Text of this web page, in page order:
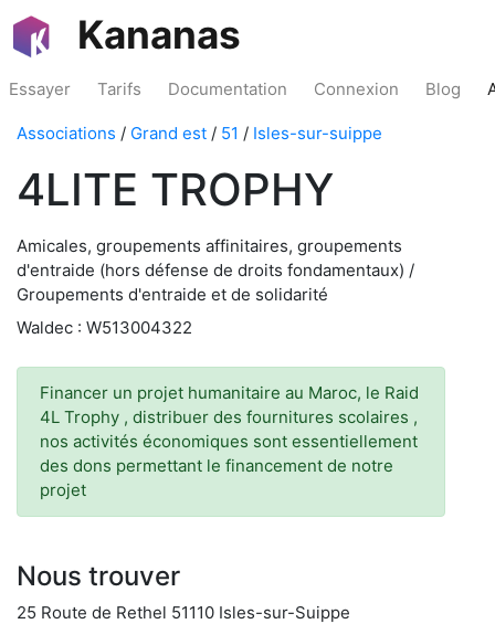
Kananas
Essayer Tarifs Documentation Connexion Blog
Associations / Grand est / 51 / Isles-sur-suippe
4LITE TROPHY
Amicales, groupements affinitaires, groupements
d'entraide (hors défense de droits fondamentaux) /
Groupements d'entraide et de solidarité
Waldec : W513004322
Financer un projet humanitaire au Maroc, le Raid
4L Trophy , distribuer des fournitures scolaires ,
nos activités économiques sont essentiellement
des dons permettant le financement de notre
projet
Nous trouver
25 Route de Rethel 51110 Isles-sur-Suippe